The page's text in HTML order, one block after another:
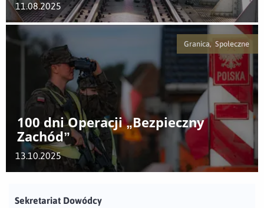
11.08.2025
Granica, Społeczne
100 dni Operacji „Bezpieczny
Zachód”
13.10.2025
Sekretariat Dowódcy